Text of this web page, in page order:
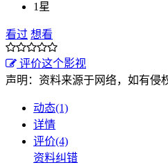
1星
看过 想看
评价这个影视
声明：资料来源于网络，如有侵
动态(1)
详情
评价(4)
资料纠错